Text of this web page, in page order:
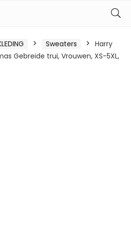
Sweaters
Harry
Gebreide trui, Vrouwen, XS-5XL,